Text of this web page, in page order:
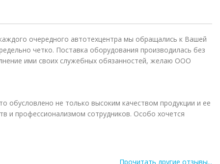
очередного автотехцентра мы обращались к Вашей
четко. Поставка оборудования производилась без
ими своих служебных обязанностей, желаю ООО
обусловлено не только высоким качеством продукции и ее
профессионализмом сотрудников. Особо хочется
Прочитать другие отзывы...